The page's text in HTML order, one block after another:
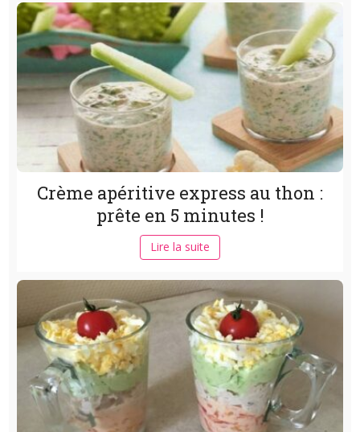
Crème apéritive express au thon :
prête en 5 minutes !
Lire la suite